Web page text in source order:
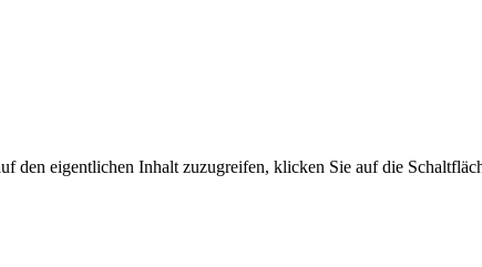
den eigentlichen Inhalt zuzugreifen, klicken Sie auf die